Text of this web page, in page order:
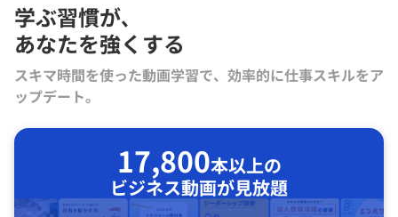
学ぶ習慣が､
あなたを強くする
スキマ時間を使った動画学習で、効率的に仕事スキルをア
ップデート。
17,800本以上の
ビジネス動画が見放題